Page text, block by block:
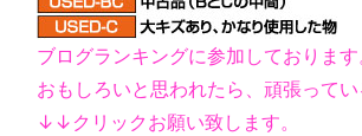
ブログランキングに参加しております
おもしろいと思われたら、頑張って
↓↓クリックお願い致します。